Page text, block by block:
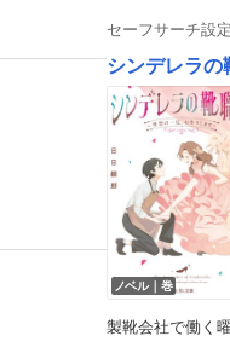
セーフサーチ設
シンデレラの
ノベル｜巻
製靴会社で働く